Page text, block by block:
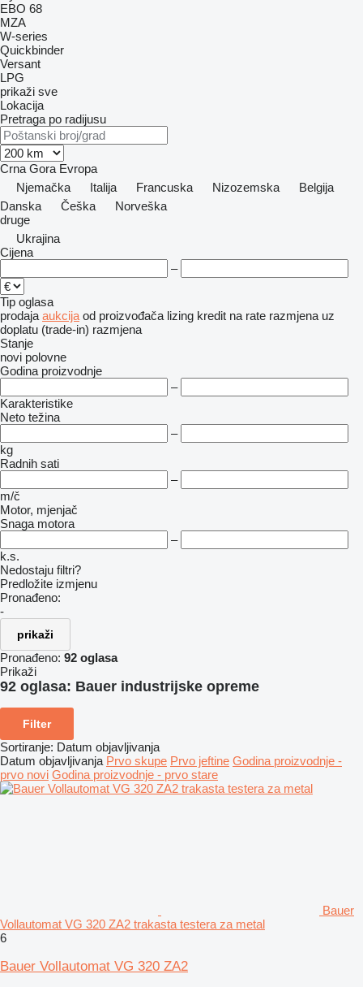
EBO 68
MZA
W-series
Quickbinder
Versant
LPG
prikaži sve
Lokacija
Pretraga po radijusu
Crna Gora Evropa
Njemačka
Italija Francuska Nizozemska
Belgija
Danska
Češka
Norveška
druge
Ukrajina
Cijena
–
Tip oglasa
prodaja aukcija od proizvođača lizing kredit na rate razmjena uz
doplatu (trade-in) razmjena
Stanje
novi polovne
Godina proizvodnje
–
Karakteristike
Neto težina
–
kg
Radnih sati
–
m/č
Motor, mjenjač
Snaga motora
–
k.s.
Nedostaju filtri?
Predložite izmjenu
Pronađeno:
-
prikaži
Pronađeno: 92 oglasa
Prikaži
92 oglasa: Bauer industrijske opreme
Filter
Sortiranje: Datum objavljivanja
Datum objavljivanja Prvo skupe Prvo jeftine Godina proizvodnje -
prvo novi Godina proizvodnje - prvo stare
Bauer
Vollautomat VG 320 ZA2 trakasta testera za metal
6
Bauer Vollautomat VG 320 ZA2